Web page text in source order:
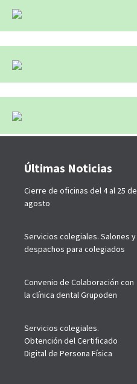
Últimas Noticias
Cierre de oficinas del 4 al 25 de
agosto
Servicios colegiales. Salones y
despachos para colegiados
Convenio de Colaboración con
la clínica dental Grupoden
Servicios colegiales.
Obtención del Certificado
Digital de Persona Física